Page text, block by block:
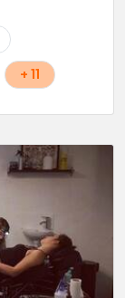
un
par mois au
+ 11